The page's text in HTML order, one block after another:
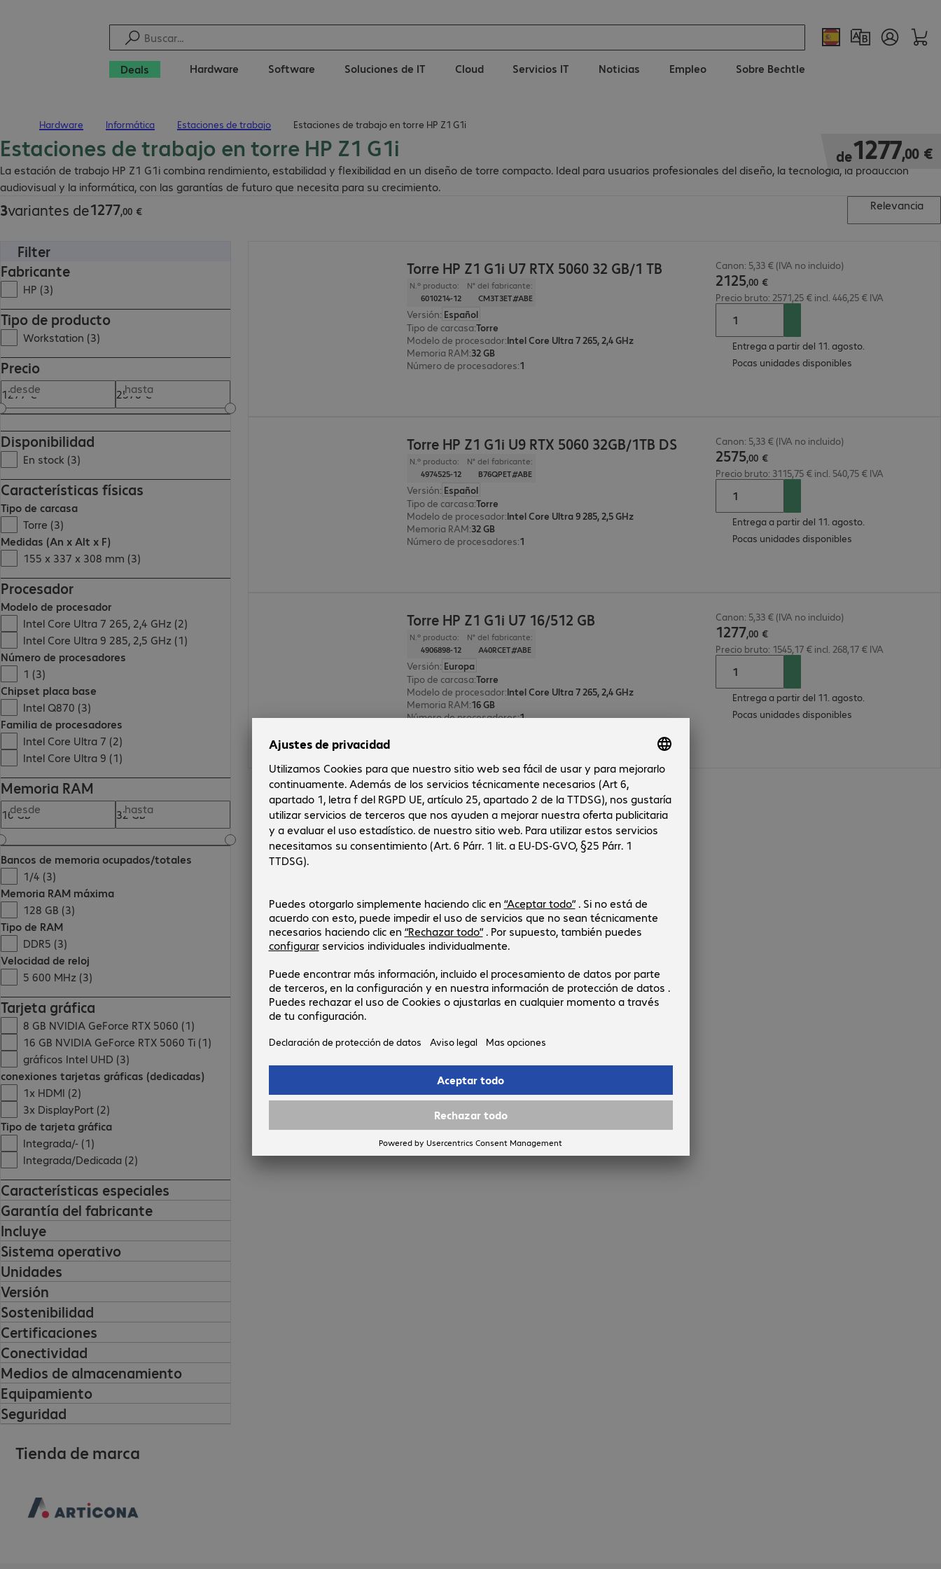
Deals Hardware Software Soluciones de IT Cloud Servicios IT Noticias Empleo Sobre Bechtle
Hardware Informática Estaciones de trabajo Estaciones de trabajo en torre HP Z1 G1i
Estaciones de trabajo en torre HP Z1 G1i
La estación de trabajo HP Z1 G1i combina rendimiento, estabilidad y flexibilidad en un diseño de torre compacto. Ideal para usuarios profesionales del diseño, la tecnología, la producción
audiovisual y la informática, con las garantías de futuro que necesita para su crecimiento.
de1277,00 €
1277,00 €
3variantes de1277,00 €
1277,00 €
Relevancia
Filter
Fabricante
HP (3)
Tipo de producto
Workstation (3)
Precio
desde hasta
Disponibilidad
En stock (3)
Características físicas
Tipo de carcasa
Torre (3)
Medidas (An x Alt x F)
155 x 337 x 308 mm (3)
Procesador
Modelo de procesador
Intel Core Ultra 7 265, 2,4 GHz (2)
Intel Core Ultra 9 285, 2,5 GHz (1)
Número de procesadores
1 (3)
Chipset placa base
Intel Q870 (3)
Familia de procesadores
Intel Core Ultra 7 (2)
Intel Core Ultra 9 (1)
Memoria RAM
desde hasta
Bancos de memoria ocupados/totales
1/4 (3)
Memoria RAM máxima
128 GB (3)
Tipo de RAM
DDR5 (3)
Velocidad de reloj
5 600 MHz (3)
Tarjeta gráfica
8 GB NVIDIA GeForce RTX 5060 (1)
16 GB NVIDIA GeForce RTX 5060 Ti (1)
gráficos Intel UHD (3)
conexiones tarjetas gráficas (dedicadas)
1x HDMI (2)
3x DisplayPort (2)
Tipo de tarjeta gráfica
Integrada/- (1)
Integrada/Dedicada (2)
Características especiales
Garantía del fabricante
Incluye
Sistema operativo
Unidades
Versión
Sostenibilidad
Certificaciones
Conectividad
Medios de almacenamiento
Equipamiento
Seguridad
Torre HP Z1 G1i U7 RTX 5060 32 GB/1 TB
N.º producto:
6010214-12
N° del fabricante:
CM3T3ET#ABE
Versión: Español
Tipo de carcasa:Torre
Modelo de procesador:Intel Core Ultra 7 265, 2,4 GHz
Memoria RAM:32 GB
Número de procesadores:1
Canon: 5,33 € (IVA no incluido)
2125,00 €
Precio bruto: 2571,25 € incl. 446,25 € IVA
Entrega a partir del 11. agosto.
Pocas unidades disponibles
Torre HP Z1 G1i U9 RTX 5060 32GB/1TB DS
N.º producto:
4974525-12
N° del fabricante:
B76QPET#ABE
Versión: Español
Tipo de carcasa:Torre
Modelo de procesador:Intel Core Ultra 9 285, 2,5 GHz
Memoria RAM:32 GB
Número de procesadores:1
Canon: 5,33 € (IVA no incluido)
2575,00 €
Precio bruto: 3115,75 € incl. 540,75 € IVA
Entrega a partir del 11. agosto.
Pocas unidades disponibles
Torre HP Z1 G1i U7 16/512 GB
N.º producto:
4906898-12
N° del fabricante:
A40RCET#ABE
Versión: Europa
Tipo de carcasa:Torre
Modelo de procesador:Intel Core Ultra 7 265, 2,4 GHz
Memoria RAM:16 GB
Número de procesadores:1
Canon: 5,33 € (IVA no incluido)
1277,00 €
Precio bruto: 1545,17 € incl. 268,17 € IVA
Entrega a partir del 11. agosto.
Pocas unidades disponibles
3 de 3 resultados
Mostrar más
Tienda de marca